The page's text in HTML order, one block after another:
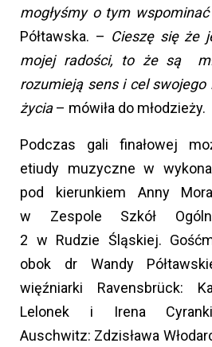
mogłyśmy o tym wspominać
Półtawska. – Cieszę się że
mojej radości, to że są
rozumieją sens i cel
życia– mówiła do młodzieży.
Podczas gali finałowej
etiudy muzyczne w
pod kierunkiem Anny
w Zespole Szkół
2 w Rudzie Śląskiej.
obok dr Wandy
więźniarki Ravensbrück:
Lelonek i Irena
Auschwitz: Zdzisława